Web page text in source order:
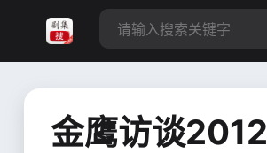
金鹰访谈2012